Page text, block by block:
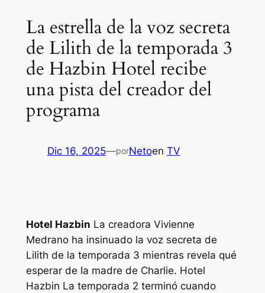
La estrella de la voz secreta
de Lilith de la temporada 3
de Hazbin Hotel recibe
una pista del creador del
programa
Dic 16, 2025—porNetoen TV
Hotel Hazbin La creadora Vivienne
Medrano ha insinuado la voz secreta de
Lilith de la temporada 3 mientras revela qué
esperar de la madre de Charlie. Hotel
Hazbin La temporada 2 terminó cuando